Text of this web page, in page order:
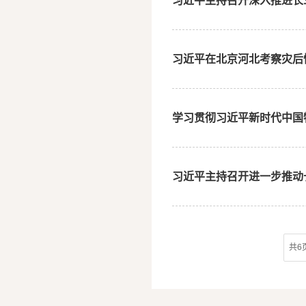
习近平在北京河北考察灾
学习贯彻习近平新时代中
习近平主持召开进一步推
共6